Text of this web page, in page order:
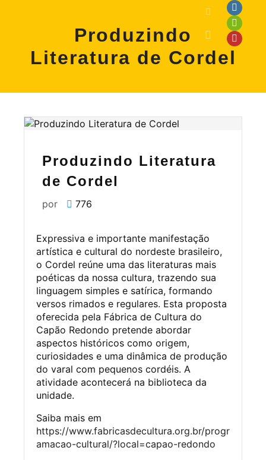
Produzindo
Literatura de Cordel
Produzindo Literatura
de Cordel
por 776
Expressiva e importante manifestação
artística e cultural do nordeste brasileiro,
o Cordel reúne uma das literaturas mais
poéticas da nossa cultura, trazendo sua
linguagem simples e satírica, formando
versos rimados e regulares. Esta proposta
oferecida pela Fábrica de Cultura do
Capão Redondo pretende abordar
aspectos históricos como origem,
curiosidades e uma dinâmica de produção
do varal com pequenos cordéis. A
atividade acontecerá na biblioteca da
unidade.
Saiba mais em
https://www.fabricasdecultura.org.br/progr
amacao-cultural/?local=capao-redondo